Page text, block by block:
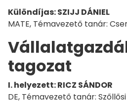
Különdíjas: SZIJJ DÁNIEL
MATE, Témavezető tanár:
tagozat
I. helyezett: RICZ SÁNDOR
DE, Témavezető tanár: Szőllősi